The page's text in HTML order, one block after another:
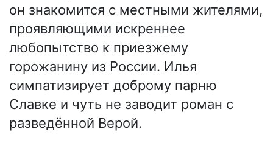
он знакомится с местными жителями,
проявляющими искреннее
любопытство к приезжему
горожанину из России. Илья
симпатизирует доброму парню
Славке и чуть не заводит роман с
разведённой Верой.